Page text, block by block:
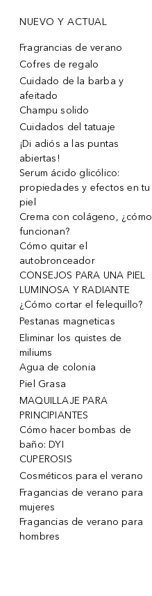
NUEVO Y ACTUAL
Fragrancias de verano
Cofres de regalo
Cuidado de la barba y
afeitado
Champu solido
Cuidados del tatuaje
¡Di adiós a las puntas
abiertas!
Serum ácido glicólico:
propiedades y efectos en tu
piel
Crema con colágeno, ¿cómo
funcionan?
Cómo quitar el
autobronceador
CONSEJOS PARA UNA PIEL
LUMINOSA Y RADIANTE
¿Cómo cortar el felequillo?
Pestanas magneticas
Eliminar los quistes de
miliums
Agua de colonia
Piel Grasa
MAQUILLAJE PARA
PRINCIPIANTES
Cómo hacer bombas de
baño: DYI
CUPEROSIS
Cosméticos para el verano
Fragancias de verano para
mujeres
Fragancias de verano para
hombres